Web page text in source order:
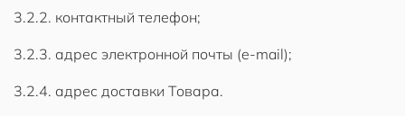
3.2.2. контактный телефон;
3.2.3. адрес электронной почты (e-mail);
3.2.4. адрес доставки Товара.